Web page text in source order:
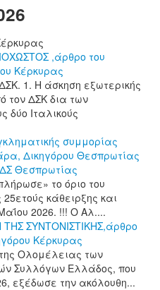
,άρθρο του
Κέρκυρας
1. Η άσκηση εξωτερικής
τον ΔΣΚ δια των
Ιταλικούς
συμμορίας
Δικηγόρου Θεσπρωτίας
Θεσπρωτίας
το όριο του
κάθειρξης και
2026. !!! Ο Αλ....
ΣΥΝΤΟΝΙΣΤΙΚΗΣ,άρθρο
Κέρκυρας
της Ολομέλειας των
Συλλόγων Ελλάδος, που
εξέδωσε την ακόλουθη...